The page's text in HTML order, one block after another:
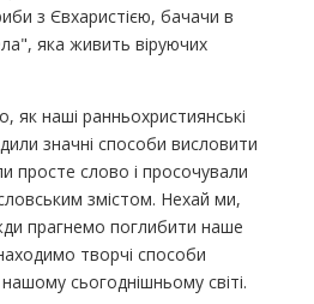
з Євхаристією, бачачи в
яка живить віруючих
як наші ранньохристиянські
значні способи висловити
просте слово і просочували
змістом. Нехай ми,
прагнемо поглибити наше
творчі способи
сьогоднішньому світі.